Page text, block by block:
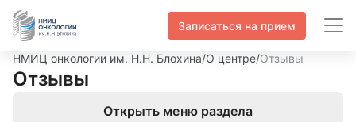
Записаться на прием
НМИЦ онкологии им. Н.Н. Блохина/О центре/Отзывы
Отзывы
Открыть меню раздела